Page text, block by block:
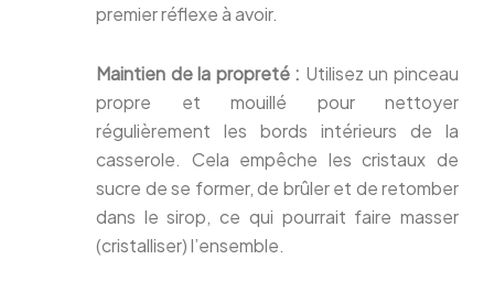
premier réflexe à avoir.
Maintien de la propreté : Utilisez un pinceau
propre et mouillé pour nettoyer
régulièrement les bords intérieurs de la
casserole. Cela empêche les cristaux de
sucre de se former, de brûler et de retomber
dans le sirop, ce qui pourrait faire masser
(cristalliser) l’ensemble.